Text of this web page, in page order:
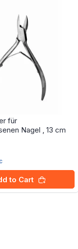
für
Nagel , 13 cm
to Cart